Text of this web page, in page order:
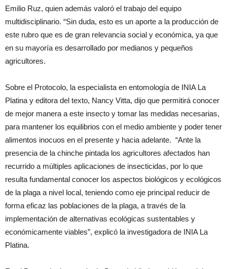
Emilio Ruz, quien además valoró el trabajo del equipo
multidisciplinario. “Sin duda, esto es un aporte a la producción de
este rubro que es de gran relevancia social y económica, ya que
en su mayoría es desarrollado por medianos y pequeños
agricultores.
Sobre el Protocolo, la especialista en entomología de INIA La
Platina y editora del texto, Nancy Vitta, dijo que permitirá conocer
de mejor manera a este insecto y tomar las medidas necesarias,
para mantener los equilibrios con el medio ambiente y poder tener
alimentos inocuos en el presente y hacia adelante. “Ante la
presencia de la chinche pintada los agricultores afectados han
recurrido a múltiples aplicaciones de insecticidas, por lo que
resulta fundamental conocer los aspectos biológicos y ecológicos
de la plaga a nivel local, teniendo como eje principal reducir de
forma eficaz las poblaciones de la plaga, a través de la
implementación de alternativas ecológicas sustentables y
económicamente viables”, explicó la investigadora de INIA La
Platina.